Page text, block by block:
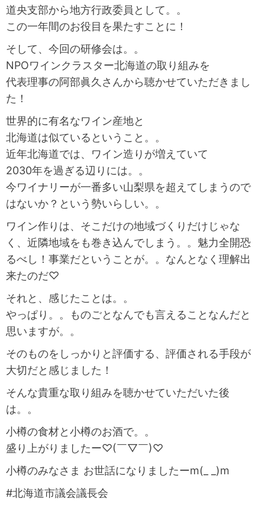
道央支部から地方行政委員として。。
この一年間のお役目を果たすことに！
そして、今回の研修会は。。
NPOワインクラスター北海道の取り組みを
代表理事の阿部眞久さんから聴かせていただきまし
た！
世界的に有名なワイン産地と
北海道は似ているということ。。
近年北海道では、ワイン造りが増えていて
2030年を過ぎる辺りには。。
今ワイナリーが一番多い山梨県を超えてしまうので
はないか？という勢いらしい。。
ワイン作りは、そこだけの地域づくりだけじゃな
く、近隣地域をも巻き込んでしまう。。魅力全開恐
るべし！事業だということが。。なんとなく理解出
来たのだ♡
それと、感じたことは。。
やっぱり。。ものごとなんでも言えることなんだと
思いますが。。
そのものをしっかりと評価する、評価される手段が
大切だと感じました！
そんな貴重な取り組みを聴かせていただいた後
は。。
小樽の食材と小樽のお酒で。。
盛り上がりましたー♡(￣▽￣)♡
小樽のみなさま お世話になりましたーm(_ _)m
#北海道市議会議長会